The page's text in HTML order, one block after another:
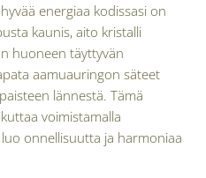
energiaa kodissasi on
kaunis, aito kristalli
huoneen täyttyvän
aamuauringon säteet
lännestä. Tämä
voimistamalla
onnellisuutta ja harmoniaa